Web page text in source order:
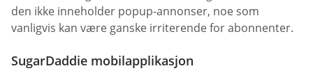
den ikke inneholder popup-annonser, noe som
vanligvis kan være ganske irriterende for abonnenter.
SugarDaddie mobilapplikasjon